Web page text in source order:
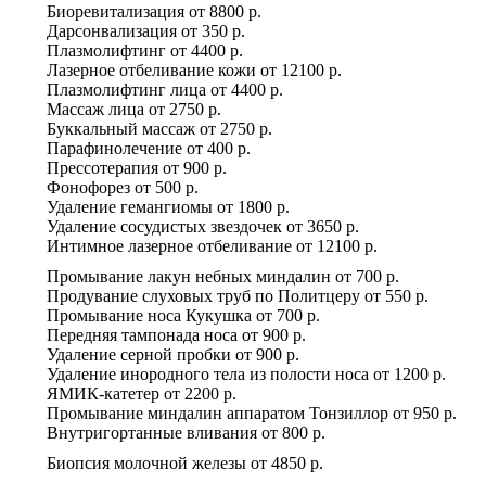
Биоревитализация от 8800 р.
Дарсонвализация от 350 р.
Плазмолифтинг от 4400 р.
Лазерное отбеливание кожи от 12100 р.
Плазмолифтинг лица от 4400 р.
Массаж лица от 2750 р.
Буккальный массаж от 2750 р.
Парафинолечение от 400 р.
Прессотерапия от 900 р.
Фонофорез от 500 р.
Удаление гемангиомы от 1800 р.
Удаление сосудистых звездочек от 3650 р.
Интимное лазерное отбеливание от 12100 р.
Промывание лакун небных миндалин от 700 р.
Продувание слуховых труб по Политцеру от 550 р.
Промывание носа Кукушка от 700 р.
Передняя тампонада носа от 900 р.
Удаление серной пробки от 900 р.
Удаление инородного тела из полости носа от 1200 р.
ЯМИК-катетер от 2200 р.
Промывание миндалин аппаратом Тонзиллор от 950 р.
Внутригортанные вливания от 800 р.
Биопсия молочной железы от 4850 р.